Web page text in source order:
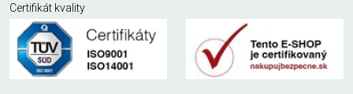
Certifikát kvality